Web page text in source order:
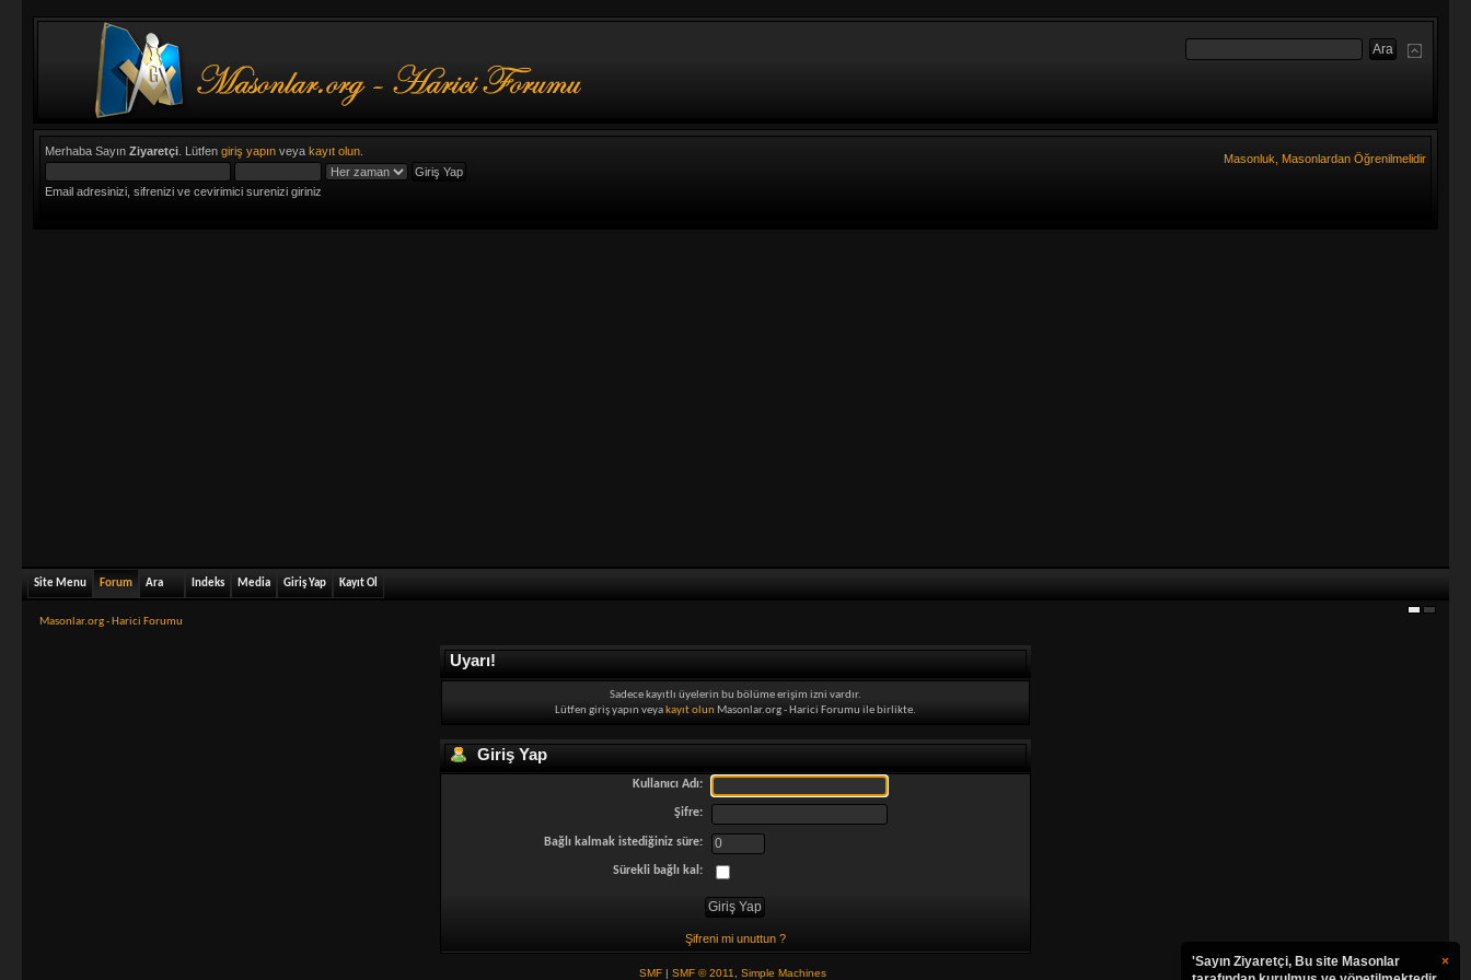
Merhaba SayınZiyaretçi . Lütfengiriş yapın veyakayıt olun
Email adresinizi, sifrenizi ve cevirimici surenizi giriniz
Masonluk, Masonlardan Öğrenilmelidir
Site Menu Forum Ara Indeks Media Giriş Yap Kayıt Ol
Masonlar.org - Harici Forumu
Uyarı!
Sadece kayıtlı üyelerin bu bölüme erişim izni vardır.
Lütfen giriş yapın veya kayıt olun Masonlar.org - Harici Forumu ile birlikte.
Giriş Yap
Kullanıcı Adı:
Şifre:
Bağlı kalmak istediğiniz süre:
Sürekli bağlı kal:
Şifreni mi unuttun ?
SMF| SMF © 2011, Simple Machines
×
'Sayın Ziyaretçi, Bu site Masonlar